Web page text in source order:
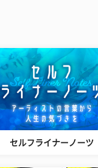
セルフライナーノーツ